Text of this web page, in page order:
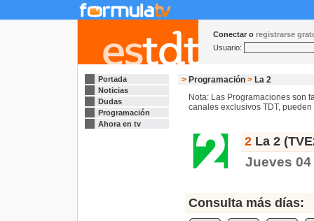
Conectar o registrarse
Usuario:
Portada
Noticias
Dudas
Programación
Ahora en tv
> Programación > La 2
Nota: Las Programaciones son
canales exclusivos TDT,
2 La 2
Jueves
Consulta más días: